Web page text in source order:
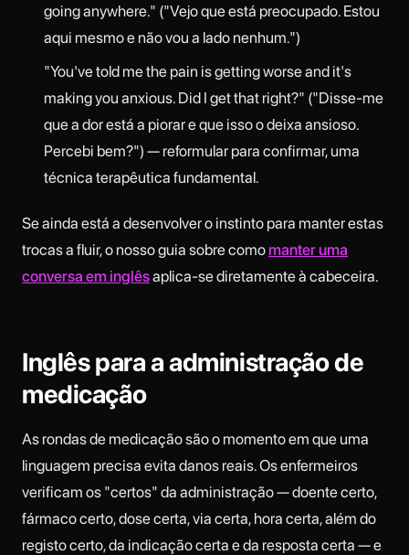
going anywhere." ("Vejo que está preocupado. Estou
aqui mesmo e não vou a lado nenhum.")
"You've told me the pain is getting worse and it's
making you anxious. Did I get that right?" ("Disse-me
que a dor está a piorar e que isso o deixa ansioso.
Percebi bem?") — reformular para confirmar, uma
técnica terapêutica fundamental.
Se ainda está a desenvolver o instinto para manter estas
trocas a fluir, o nosso guia sobre comomanter uma
conversa em inglêsaplica-se diretamente à cabeceira.
Inglês para a administração de
medicação
As rondas de medicação são o momento em que uma
linguagem precisa evita danos reais. Os enfermeiros
verificam os "certos" da administração — doente certo,
fármaco certo, dose certa, via certa, hora certa, além do
registo certo, da indicação certa e da resposta certa — e